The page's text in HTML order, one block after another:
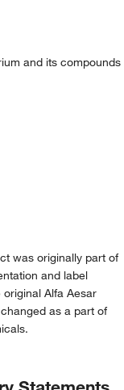
and its compounds
was originally part of
and label
Alfa Aesar
as a part of